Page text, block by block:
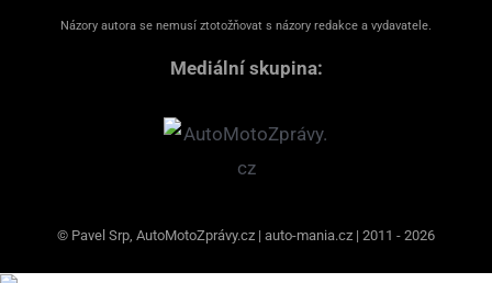
Názory autora se nemusí ztotožňovat s názory redakce a vydavatele.
Mediální skupina:
© Pavel Srp, AutoMotoZprávy.cz | auto-mania.cz | 2011 - 2026